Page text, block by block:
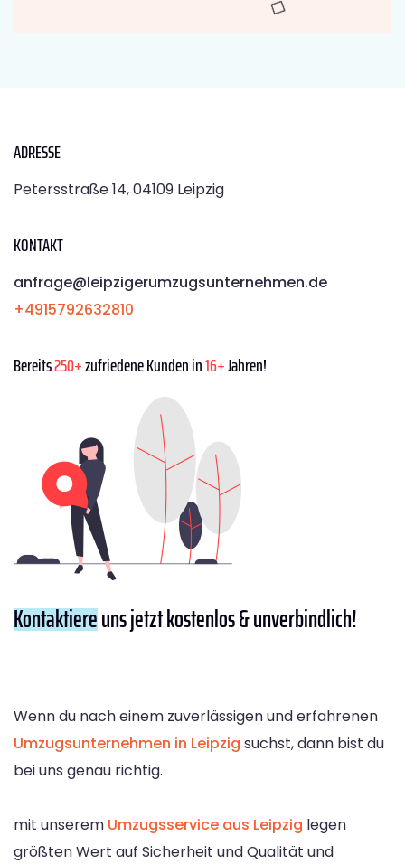
ADRESSE
Petersstraße 14, 04109 Leipzig
KONTAKT
anfrage@leipzigerumzugsunternehmen.de
+4915792632810
Bereits250+zufriedene Kunden in16+Jahren!
Kontaktiereuns jetzt kostenlos & unverbindlich!
Wenn du nach einem zuverlässigen und erfahrenen
Umzugsunternehmen in Leipzig suchst, dann bist du
bei uns genau richtig.
mit unserem Umzugsservice aus Leipzig legen
größten Wert auf Sicherheit und Qualität und